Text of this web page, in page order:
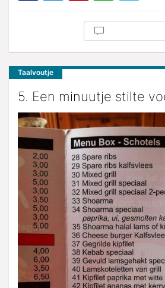
Taalvoutje
5. Een minuutje stilte